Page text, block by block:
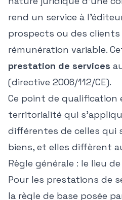
rend un service à
prospects ou des
rémunération variable.
prestation de services
(directive 2006/112/CE).
Ce point de qualification
territorialité qui
différentes de celles qui
biens, et elles diffèrent
Règle générale : le lieu
Pour les prestations de
la règle de base posée